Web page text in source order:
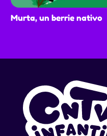
Murta, un berrie nativo